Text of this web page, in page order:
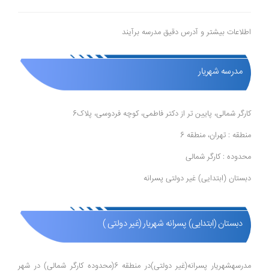
اطلاعات بیشتر و آدرس دقیق مدرسه برآیند
مدرسه شهریار
کارگر شمالی، پایین تر از دکتر فاطمی، کوچه فردوسی، پلاک6
منطقه : تهران، منطقه 6
محدوده : کارگر شمالی
دبستان (ابتدایی) غیر دولتی پسرانه
دبستان (ابتدایی) پسرانه شهریار (غیر دولتی )
مدرسهشهریار پسرانه(غیر دولتی)در منطقه 6(محدوده کارگر شمالی) در شهر